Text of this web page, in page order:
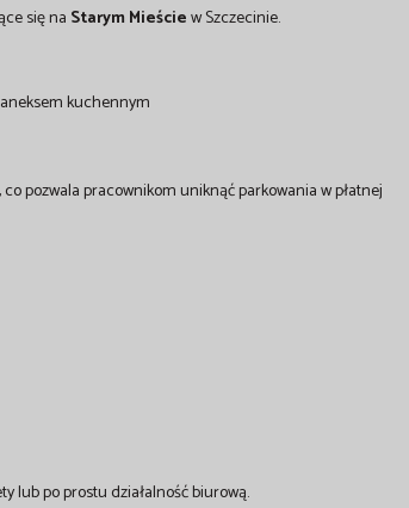
się na Starym Mieściew Szczecinie.
kuchennym
pozwala pracownikom uniknąć parkowania w płatnej
lub po prostu działalność biurową.